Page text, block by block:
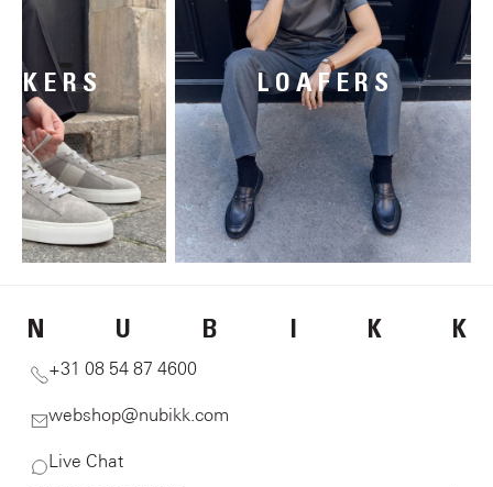
LOAFERS
N U B I K K
+31 08 54 87 4600
webshop@nubikk.com
Live Chat